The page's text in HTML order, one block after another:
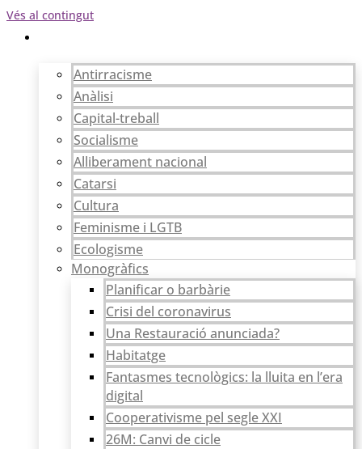
Vés al contingut
Antirracisme
Anàlisi
Capital-treball
Socialisme
Alliberament nacional
Catarsi
Cultura
Feminisme i LGTB
Ecologisme
Monogràfics
Planificar o barbàrie
Crisi del coronavirus
Una Restauració anunciada?
Habitatge
Fantasmes tecnològics: la lluita en l’era
digital
Cooperativisme pel segle XXI
26M: Canvi de cicle